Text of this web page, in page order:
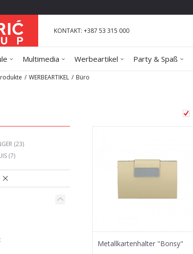
KONTAKT: +387 53 315 000
Multimedia Werbeartikel Party & Spaß
WERBEARTIKEL Büro
(23)
(7)
Metallkartenhalter "Bonsy"